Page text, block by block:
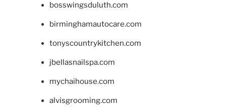
bosswingsduluth.com
birminghamautocare.com
tonyscountrykitchen.com
jbellasnailspa.com
mychaihouse.com
alvisgrooming.com